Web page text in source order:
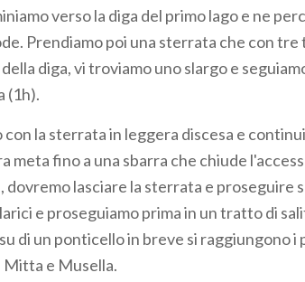
verso la diga del primo lago e ne
Prendiamo poi una sterrata che con
diga, vi troviamo uno slargo e
(1h).
la sterrata in leggera discesa e
meta fino a una sbarra che chiude
dovremo lasciare la sterrata e proseguire
e proseguiamo prima in un tratto di
di un ponticello in breve si raggiungono i
e Musella.